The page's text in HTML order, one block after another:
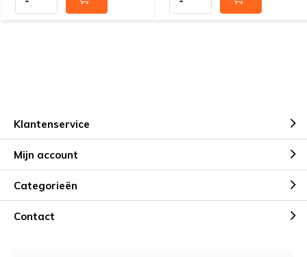
Klantenservice
Mijn account
Categorieën
Contact